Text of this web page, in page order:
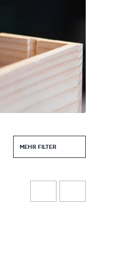
MEHR FILTER